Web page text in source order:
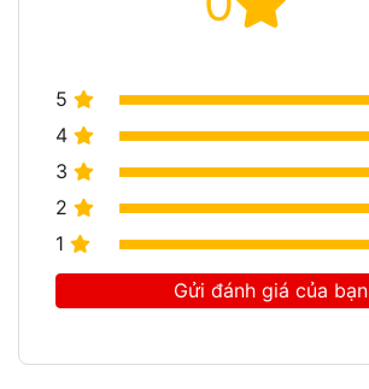
5
4
3
2
1
Gửi đánh giá của bạn